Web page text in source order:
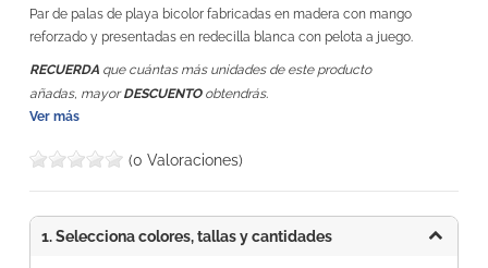
Par de palas de playa bicolor fabricadas en madera con mango
reforzado y presentadas en redecilla blanca con pelota a juego.
RECUERDA que cuántas más unidades de este producto
añadas, mayorDESCUENTOobtendrás.
Ver más
(0 Valoraciones)
1. Selecciona colores, tallas y cantidades